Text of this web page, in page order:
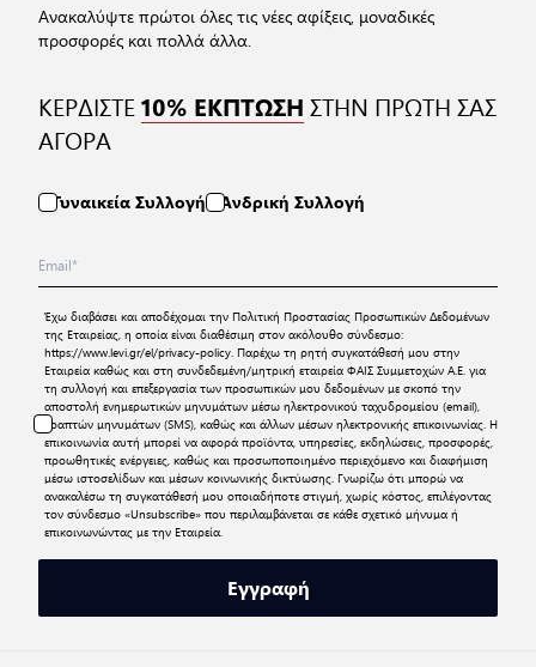
Ανακαλύψτε πρώτοι όλες τις νέες αφίξεις, μοναδικές
προσφορές και πολλά άλλα.
ΚΕΡΔΙΣΤΕ10% ΕΚΠΤΩΣΗ ΣΤΗΝ ΠΡΩΤΗ ΣΑΣ
ΑΓΟΡΑ
Γυναικεία Συλλογή Ανδρική Συλλογή
Έχω διαβάσει και αποδέχομαι την Πολιτική Προστασίας Προσωπικών Δεδομένων
της Εταιρείας, η οποία είναι διαθέσιμη στον ακόλουθο σύνδεσμο:
https://www.levi.gr/el/privacy-policy. Παρέχω τη ρητή συγκατάθεσή μου στην
Εταιρεία καθώς και στη συνδεδεμένη/μητρική εταιρεία ΦΑΙΣ Συμμετοχών Α.Ε. για
τη συλλογή και επεξεργασία των προσωπικών μου δεδομένων με σκοπό την
αποστολή ενημερωτικών μηνυμάτων μέσω ηλεκτρονικού ταχυδρομείου (email),
γραπτών μηνυμάτων (SMS), καθώς και άλλων μέσων ηλεκτρονικής επικοινωνίας. Η
επικοινωνία αυτή μπορεί να αφορά προϊόντα, υπηρεσίες, εκδηλώσεις, προσφορές,
προωθητικές ενέργειες, καθώς και προσωποποιημένο περιεχόμενο και διαφήμιση
μέσω ιστοσελίδων και μέσων κοινωνικής δικτύωσης. Γνωρίζω ότι μπορώ να
ανακαλέσω τη συγκατάθεσή μου οποιαδήποτε στιγμή, χωρίς κόστος, επιλέγοντας
τον σύνδεσμο «Unsubscribe» που περιλαμβάνεται σε κάθε σχετικό μήνυμα ή
επικοινωνώντας με την Εταιρεία.
Εγγραφή